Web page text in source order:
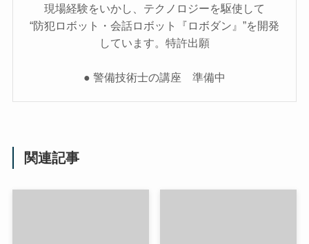
現場経験をいかし、テクノロジーを駆使して
“防犯ロボット・会話ロボット『ロボダン』”を開発
しています。特許出願
● 警備技術士の講座 準備中
関連記事